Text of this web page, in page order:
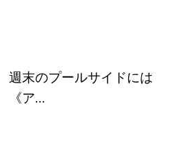
週末のプールサイドには
《ア...